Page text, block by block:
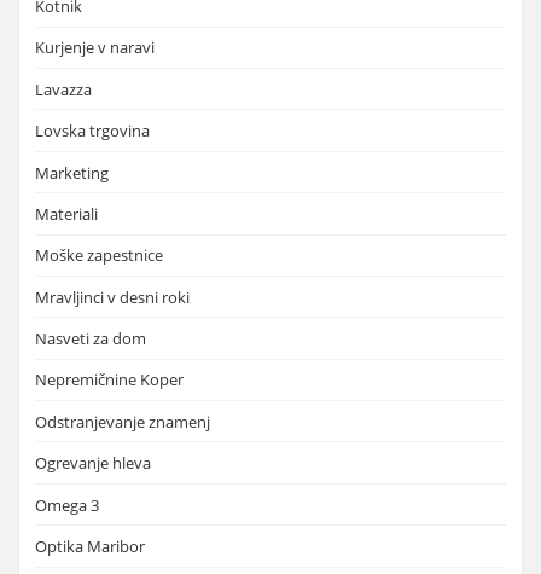
Kotnik
Kurjenje v naravi
Lavazza
Lovska trgovina
Marketing
Materiali
Moške zapestnice
Mravljinci v desni roki
Nasveti za dom
Nepremičnine Koper
Odstranjevanje znamenj
Ogrevanje hleva
Omega 3
Optika Maribor